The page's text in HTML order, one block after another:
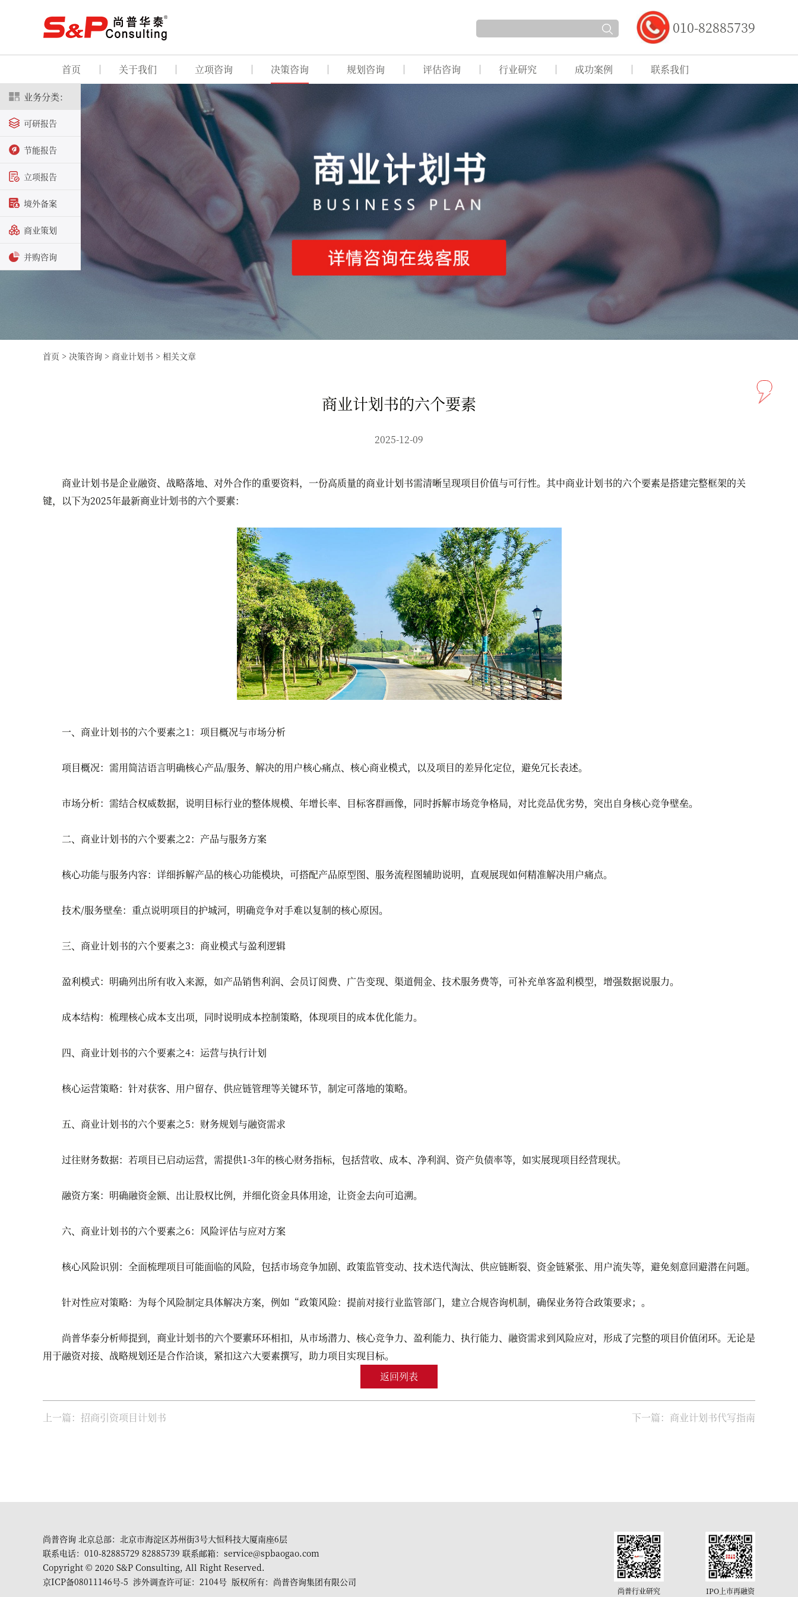
业务分类：
可研报告
节能报告
立项报告
境外备案
商业策划
并购咨询
010-82885739
首页 关于我们 立项咨询 决策咨询 规划咨询 评估咨询 行业研究 成功案例 联系我们
首页 > 决策咨询 > 商业计划书 > 相关文章
商业计划书的六个要素
2025-12-09
商业计划书是企业融资、战略落地、对外合作的重要资料，一份高质量的商业计划书需清晰呈现项目价值与可行性。其中商业计划书的六个要素是搭建完整框架的关
键，以下为2025年最新商业计划书的六个要素：
一、商业计划书的六个要素之1：项目概况与市场分析
项目概况：需用简洁语言明确核心产品/服务、解决的用户核心痛点、核心商业模式，以及项目的差异化定位，避免冗长表述。
市场分析：需结合权威数据，说明目标行业的整体规模、年增长率、目标客群画像，同时拆解市场竞争格局，对比竞品优劣势，突出自身核心竞争壁垒。
二、商业计划书的六个要素之2：产品与服务方案
核心功能与服务内容：详细拆解产品的核心功能模块，可搭配产品原型图、服务流程图辅助说明，直观展现如何精准解决用户痛点。
技术/服务壁垒：重点说明项目的护城河，明确竞争对手难以复制的核心原因。
三、商业计划书的六个要素之3：商业模式与盈利逻辑
盈利模式：明确列出所有收入来源，如产品销售利润、会员订阅费、广告变现、渠道佣金、技术服务费等，可补充单客盈利模型，增强数据说服力。
成本结构：梳理核心成本支出项，同时说明成本控制策略，体现项目的成本优化能力。
四、商业计划书的六个要素之4：运营与执行计划
核心运营策略：针对获客、用户留存、供应链管理等关键环节，制定可落地的策略。
五、商业计划书的六个要素之5：财务规划与融资需求
过往财务数据：若项目已启动运营，需提供1-3年的核心财务指标，包括营收、成本、净利润、资产负债率等，如实展现项目经营现状。
融资方案：明确融资金额、出让股权比例，并细化资金具体用途，让资金去向可追溯。
六、商业计划书的六个要素之6：风险评估与应对方案
核心风险识别：全面梳理项目可能面临的风险，包括市场竞争加剧、政策监管变动、技术迭代淘汰、供应链断裂、资金链紧张、用户流失等，避免刻意回避潜在问题。
针对性应对策略：为每个风险制定具体解决方案，例如“政策风险：提前对接行业监管部门，建立合规咨询机制，确保业务符合政策要求；。
尚普华泰分析师提到， 商业计划书的六个要素环环相扣，从市场潜力、核心竞争力、盈利能力、执行能力、融资需求到风险应对，形成了完整的项目价值闭环。无论是
用于融资对接、战略规划还是合作洽谈，紧扣这六大要素撰写，助力项目实现目标。
返回列表
上一篇：招商引资项目计划书 下一篇：商业计划书代写指南
尚普咨询 北京总部：北京市海淀区苏州街3号大恒科技大厦南座6层
联系电话：010-82885729 82885739 联系邮箱：service@spbaogao.com
Copyright © 2020 S&P Consulting, All Right Reserved.
京ICP备08011146号-5 涉外调查许可证：2104号 版权所有：尚普咨询集团有限公司
尚普行业研究 IPO上市再融资